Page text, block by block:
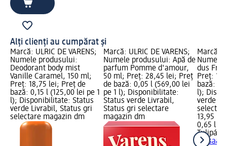
Alți clienți au cumpărat și
Marcă: ULRIC DE VARENS;
Numele produsului:
Deodorant body mist
Vanille Caramel, 150 ml;
Preț: 18,75 lei; Preț de
bază: 0,15 l (125,00 lei pe 1
l); Disponibilitate: Status
verde Livrabil, Status gri
selectare magazin dm
Marcă: ULRIC DE VARENS;
Numele produsului: Apă de
parfum Pomme d'amour,
50 ml; Preț: 28,45 lei; Preț
de bază: 0,05 l (569,00 lei
pe 1 l); Disponibilitate:
Status verde Livrabil,
Status gri selectare
magazin dm
Marcă:
Numele
dus
Preț:
bază:
l);
verde
13,95 lei
0,65 l
Tulipán